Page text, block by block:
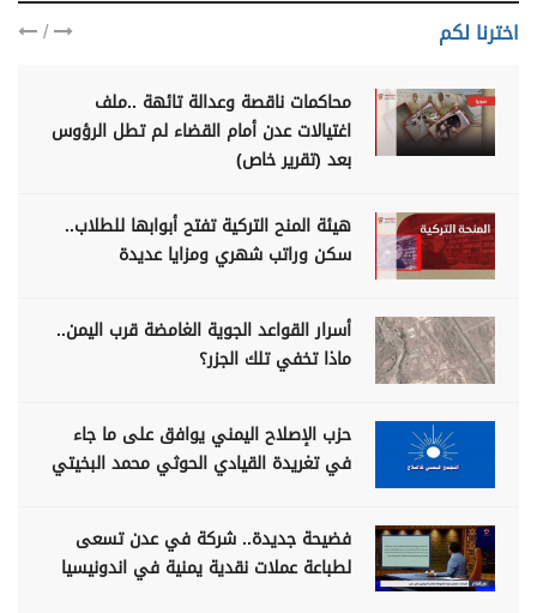
اخترنا لكم /
محاكمات ناقصة وعدالة تائهة ..ملف
اغتيالات عدن أمام القضاء لم تطل الرؤوس
بعد (تقرير خاص)
هيئة المنح التركية تفتح أبوابها للطلاب..
سكن وراتب شهري ومزايا عديدة
أسرار القواعد الجوية الغامضة قرب اليمن..
ماذا تخفي تلك الجزر؟
حزب الإصلاح اليمني يوافق على ما جاء
في تغريدة القيادي الحوثي محمد البخيتي
فضيحة جديدة.. شركة في عدن تسعى
لطباعة عملات نقدية يمنية في اندونيسيا